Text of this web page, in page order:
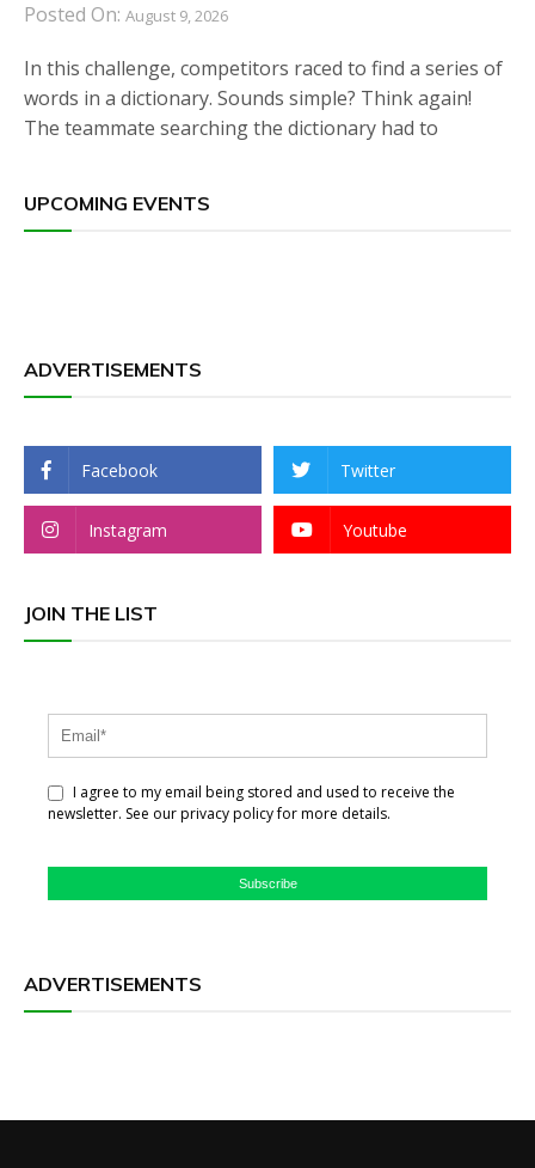
Posted On: August 9, 2026
In this challenge, competitors raced to find a series of
words in a dictionary. Sounds simple? Think again!
The teammate searching the dictionary had to
UPCOMING EVENTS
ADVERTISEMENTS
Facebook Twitter
Instagram Youtube
JOIN THE LIST
I agree to my email being stored and used to receive the
newsletter. See our privacy policy for more details.
Subscribe
ADVERTISEMENTS